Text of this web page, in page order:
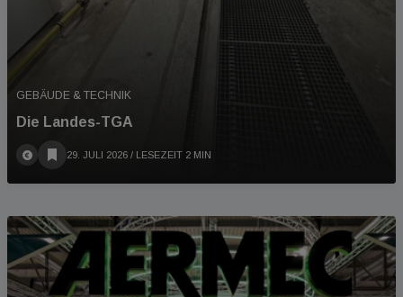
GEBÄUDE & TECHNIK
Die Landes-TGA
29. JULI 2026 / LESEZEIT 2 MIN